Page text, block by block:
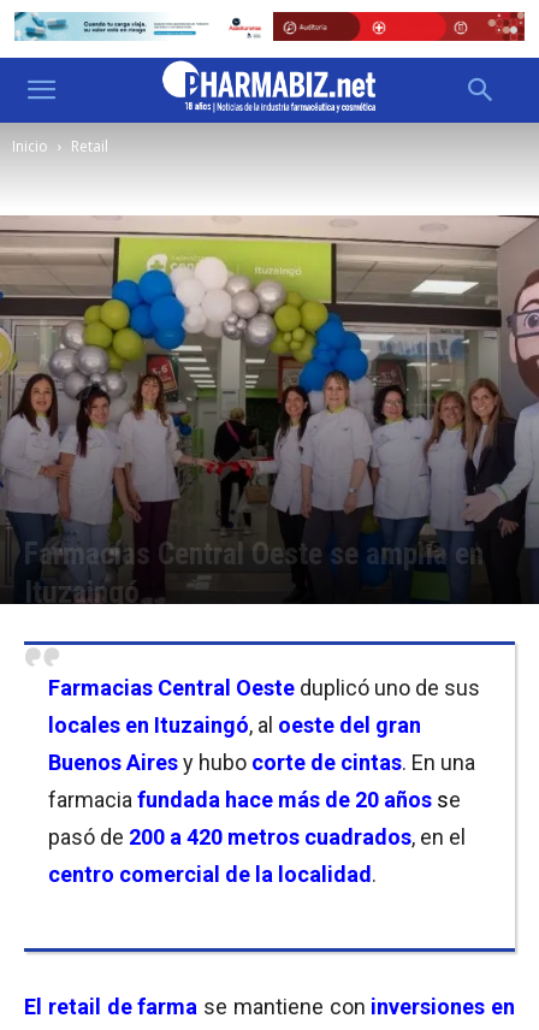
Inicio Retail
Farmacias Central Oeste se amplía en
Ituzaingó
Farmacias Central Oeste duplicó uno de sus
locales en Ituzaingó, al oeste del gran
Buenos Airesy hubo corte de cintas. En una
farmacia fundada hace más de 20 años se
pasó de 200 a 420 metros cuadrados, en el
centro comercial de la localidad .
El retail de farma se mantiene con inversiones en